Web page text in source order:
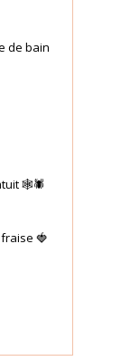
de bain
🕸🕷
🍓